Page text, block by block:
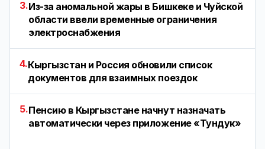
3.Из-за аномальной жары в Бишкеке и Чуйской
области ввели временные ограничения
электроснабжения
4.Кыргызстан и Россия обновили список
документов для взаимных поездок
5.Пенсию в Кыргызстане начнут назначать
автоматически через приложение «Тундук»